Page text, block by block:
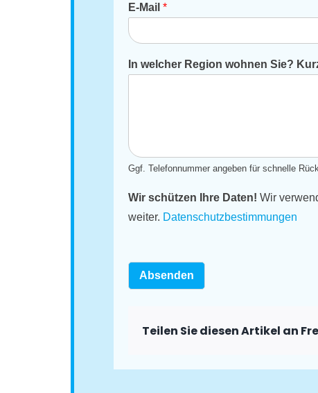
E-Mail*
In welcher Region wohnen Sie?
Ggf. Telefonnummer angeben für schnelle
Wir schützen Ihre Daten! Wir
weiter. Datenschutzbestimmungen
Absenden
Teilen Sie diesen Artikel an